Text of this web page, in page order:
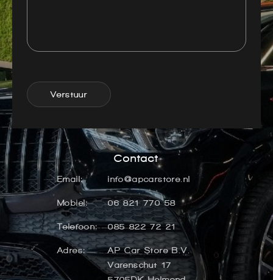
Verstuur
Contact
Email: info@apcarstore.nl
Mobiel: 06 821 770 58
Telefoon: 085 822 72 21
Adres:
AP Car Store B.V.
Varenschut 17